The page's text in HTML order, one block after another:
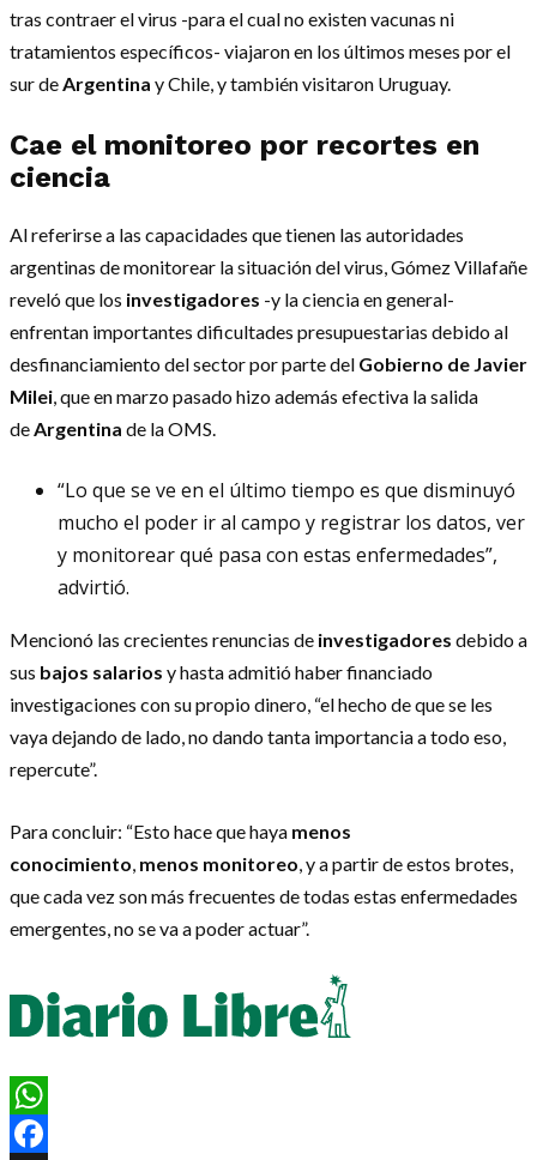
tras contraer el virus -para el cual no existen vacunas ni
tratamientos específicos- viajaron en los últimos meses por el
sur deArgentina y Chile, y también visitaron Uruguay.
Cae el monitoreo por recortes en
ciencia
Al referirse a las capacidades que tienen las autoridades
argentinas de monitorear la situación del virus, Gómez Villafañe
reveló que los investigadores -y la ciencia en general-
enfrentan importantes dificultades presupuestarias debido al
desfinanciamiento del sector por parte del Gobierno de Javier
Milei, que en marzo pasado hizo además efectiva la salida
deArgentina de la OMS.
“Lo que se ve en el último tiempo es que disminuyó
mucho el poder ir al campo y registrar los datos, ver
y monitorear qué pasa con estas enfermedades”,
advirtió.
Mencionó las crecientes renuncias de investigadores debido a
sus bajos salarios y hasta admitió haber financiado
investigaciones con su propio dinero, “el hecho de que se les
vaya dejando de lado, no dando tanta importancia a todo eso,
repercute”.
Para concluir: “Esto hace que haya menos
conocimiento, menos monitoreo, y a partir de estos brotes,
que cada vez son más frecuentes de todas estas enfermedades
emergentes, no se va a poder actuar”.
WhatsApp